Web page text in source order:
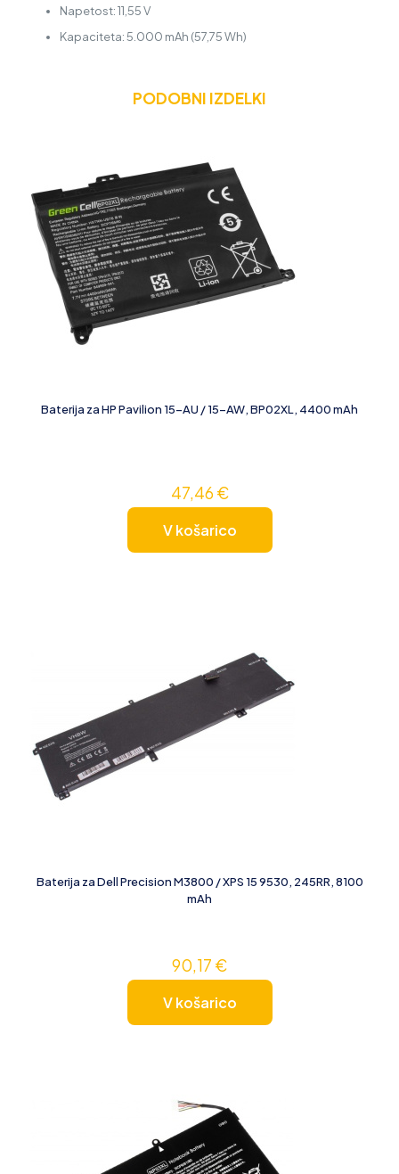
Napetost: 11,55 V
Kapaciteta: 5.000 mAh (57,75 Wh)
PODOBNI IZDELKI
Baterija za HP Pavilion 15-AU / 15-AW, BP02XL, 4400 mAh
47,46€
V košarico
Baterija za Dell Precision M3800 / XPS 15 9530, 245RR, 8100
mAh
90,17 €
V košarico